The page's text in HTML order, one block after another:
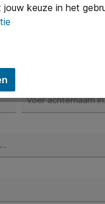
keuze in het